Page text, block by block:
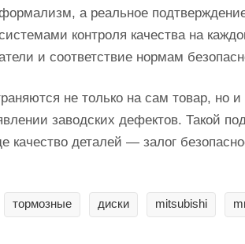
а реальное
контроля качества на
и соответствие нормам
не только на сам товар,
заводских дефектов. Такой
качество деталей — залог
тормозные диски mitsubishi